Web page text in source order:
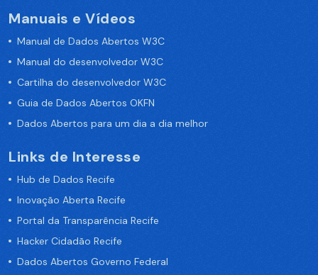
Manuais e Vídeos
Manual de Dados Abertos W3C
Manual do desenvolvedor W3C
Cartilha do desenvolvedor W3C
Guia de Dados Abertos OKFN
Dados Abertos para um dia a dia melhor
Links de Interesse
Hub de Dados Recife
Inovação Aberta Recife
Portal da Transparência Recife
Hacker Cidadão Recife
Dados Abertos Governo Federal